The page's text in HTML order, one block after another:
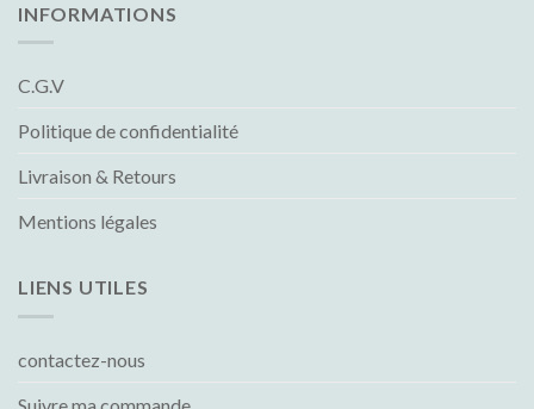
INFORMATIONS
C.G.V
Politique de confidentialité
Livraison & Retours
Mentions légales
LIENS UTILES
contactez-nous